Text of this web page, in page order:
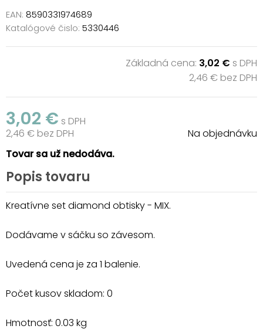
EAN: 8590331974689
Katalógové čislo: 5330446
Základná cena: 3,02 € s DPH
2,46 € bez DPH
3,02 € s DPH
2,46 € bez DPH
Na objednávku
Tovar sa už nedodáva.
Popis tovaru
Kreatívne set diamond obtisky - MIX.
Dodávame v sáčku so závesom.
Uvedená cena je za 1 balenie.
Počet kusov skladom: 0
Hmotnosť: 0.03 kg